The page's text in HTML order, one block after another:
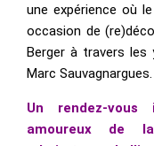
une expérience où
occasion de
Berger à travers
Marc Sauvagnargues.
Un rendez-
amoureux de